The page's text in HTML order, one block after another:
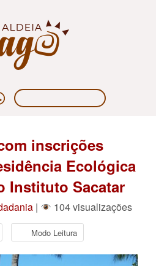
inscrições
Ecológica
Instituto Sacatar
| 104 visualizações
Modo Leitura